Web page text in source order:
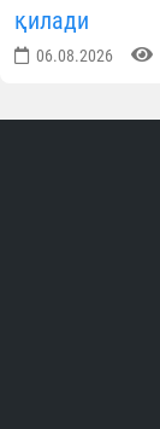
қилади
06.08.2026